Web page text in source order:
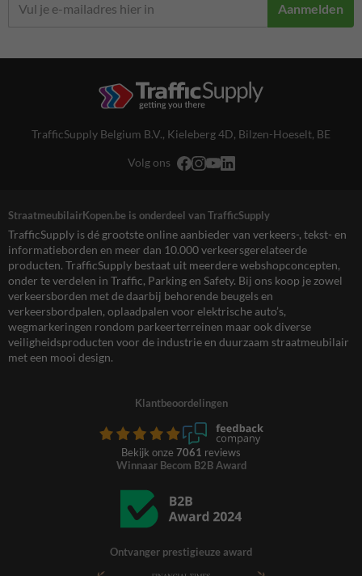
Aanmelden
TrafficSupply Belgium B.V., Kieleberg 4D, Bilzen-Hoeselt, BE
Volg ons
StraatmeubilairKopen.be is onderdeel van TrafficSupply
TrafficSupply is dé grootste online aanbieder van verkeers-, tekst- en
informatieborden en meer dan 10.000 verkeersgerelateerde
producten. TrafficSupply bestaat uit meerdere webshopconcepten,
onder te verdelen in Traffic, Parking en Safety. Bij ons koop je zowel
verkeersborden met de daarbij behorende beugels en
verkeersbordpalen, oplaadpalen voor elektrische auto’s,
wegmarkeringen rondom parkeerterreinen maar ook diverse
veiligheidsproducten voor de industrie en duurzaam straatmeubilair
met een mooi design.
Klantbeoordelingen
Bekijk onze 7061 reviews
Winnaar Becom B2B Award
Ontvanger prestigieuze award